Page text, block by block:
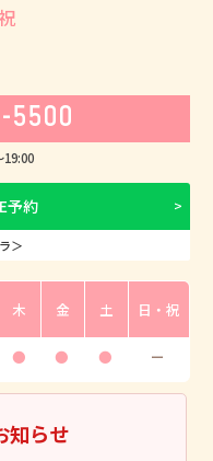
5500
19:00
予約
＞
木 金 土 日・祝
● ● ● ー
知らせ